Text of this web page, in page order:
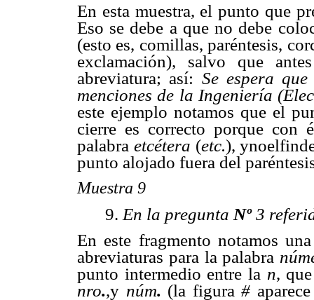
En esta muestra, el punto que
Eso se debe a que no debe
(esto es, comillas, paréntesis,
exclamación), salvo que
abreviatura; así: Se espera
menciones de la Ingeniería
este ejemplo notamos que el
cierre es correcto porque con
palabra etcétera (etc.),
punto alojado fuera del
Muestra 9
9. En la pregunta Nº3
En este fragmento notamos
abreviaturas para la palabra
punto intermedio entre la n,
nro.,y núm. (la figura#